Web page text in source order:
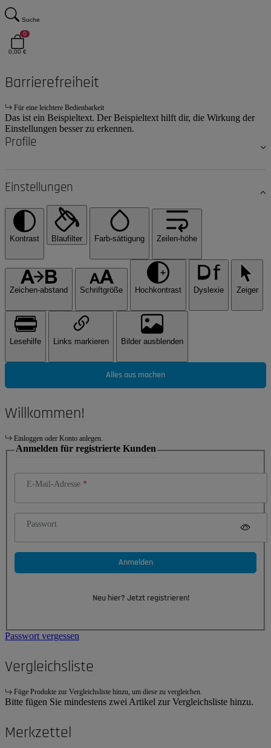
Suche
0
0,00 €
Barrierefreiheit
Für eine leichtere Bedienbarkeit
Das ist ein Beispieltext. Der Beispieltext hilft dir, die Wirkung der
Einstellungen besser zu erkennen.
Profile
Einstellungen
Kontrast Blaufilter Farb-sättigung Zeilen-höhe
Zeichen-abstand Schriftgröße Hochkontrast Dyslexie Zeiger
Lesehilfe Links markieren Bilder ausblenden
Alles aus machen
Willkommen!
Einloggen oder Konto anlegen.
Anmelden für registrierte Kunden
E-Mail-Adresse
Passwort
Anmelden
Neu hier? Jetzt registrieren!
Passwort vergessen
Vergleichsliste
Füge Produkte zur Vergleichsliste hinzu, um diese zu vergleichen.
Bitte fügen Sie mindestens zwei Artikel zur Vergleichsliste hinzu.
Merkzettel